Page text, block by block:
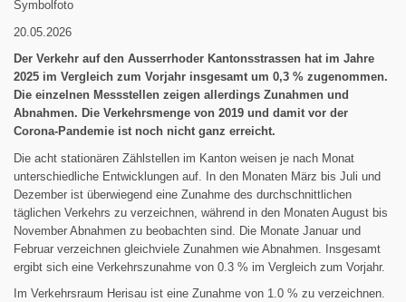
Symbolfoto
20.05.2026
Der Verkehr auf den Ausserrhoder Kantonsstrassen hat im Jahre
2025 im Vergleich zum Vorjahr insgesamt um 0,3 % zugenommen.
Die einzelnen Messstellen zeigen allerdings Zunahmen und
Abnahmen. Die Verkehrsmenge von 2019 und damit vor der
Corona-Pandemie ist noch nicht ganz erreicht.
Die acht stationären Zählstellen im Kanton weisen je nach Monat
unterschiedliche Entwicklungen auf. In den Monaten März bis Juli und
Dezember ist überwiegend eine Zunahme des durchschnittlichen
täglichen Verkehrs zu verzeichnen, während in den Monaten August bis
November Abnahmen zu beobachten sind. Die Monate Januar und
Februar verzeichnen gleichviele Zunahmen wie Abnahmen. Insgesamt
ergibt sich eine Verkehrszunahme von 0.3 % im Vergleich zum Vorjahr.
Im Verkehrsraum Herisau ist eine Zunahme von 1.0 % zu verzeichnen.